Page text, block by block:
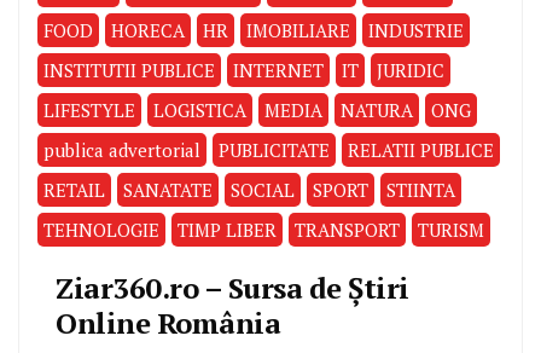
FOOD
HORECA HR IMOBILIARE
INDUSTRIE
INSTITUTII PUBLICE
INTERNET IT
JURIDIC
LIFESTYLE
LOGISTICA MEDIA NATURA
ONG
publica advertorial
PUBLICITATE
RELATII PUBLICE
RETAIL
SANATATE SOCIAL SPORT
STIINTA
TEHNOLOGIE
TIMP LIBER TRANSPORT TURISM
Ziar360.ro – Sursa de Știri
Online România